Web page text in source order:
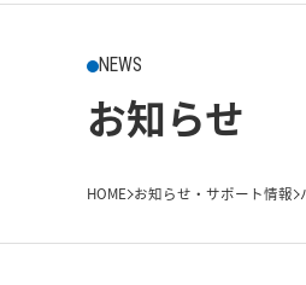
NEWS
お知らせ
HOME お知らせ・サポート情報